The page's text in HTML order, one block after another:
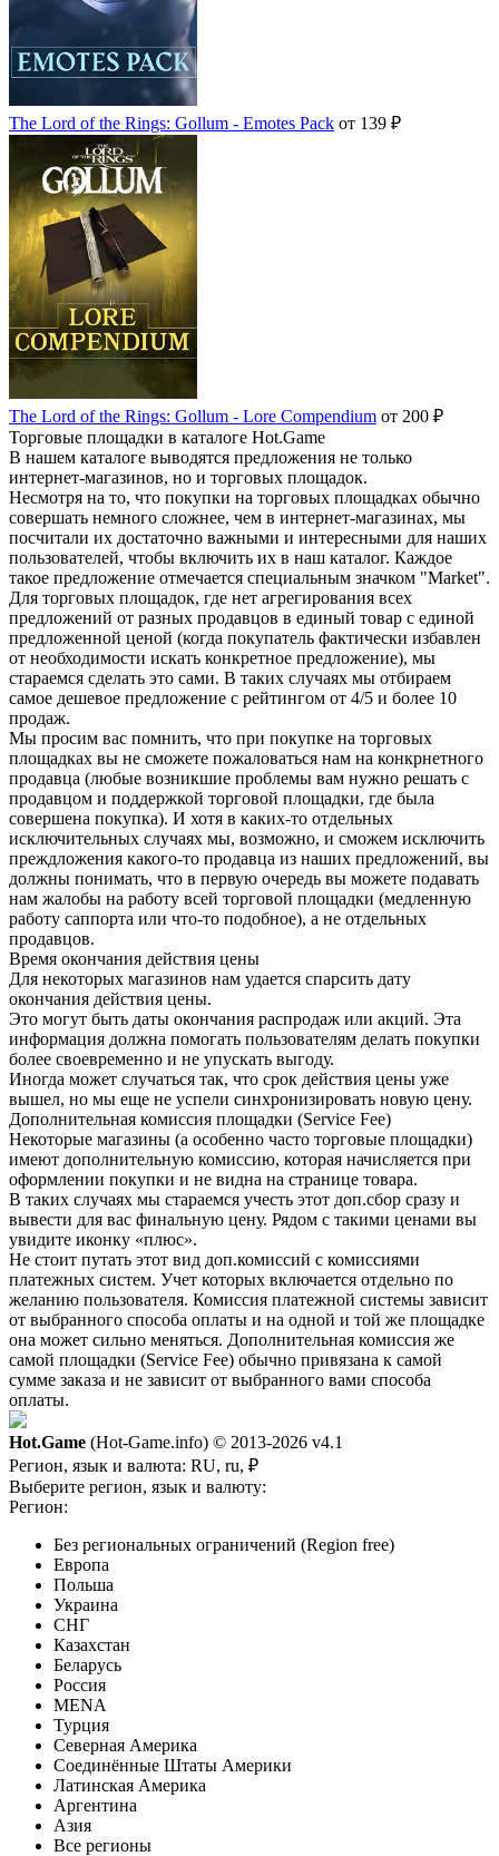
The Lord of the Rings: Gollum - Emotes Pack от 139 ₽
The Lord of the Rings: Gollum - Lore Compendium от 200 ₽
Торговые площадки в каталоге Hot.Game
В нашем каталоге выводятся предложения не только
интернет-магазинов, но и торговых площадок.
Несмотря на то, что покупки на торговых площадках обычно
совершать немного сложнее, чем в интернет-магазинах, мы
посчитали их достаточно важными и интересными для наших
пользователей, чтобы включить их в наш каталог. Каждое
такое предложение отмечается специальным значком "Market".
Для торговых площадок, где нет агрегирования всех
предложений от разных продавцов в единый товар с единой
предложенной ценой (когда покупатель фактически избавлен
от необходимости искать конкретное предложение), мы
стараемся сделать это сами. В таких случаях мы отбираем
самое дешевое предложение с рейтингом от 4/5 и более 10
продаж.
Мы просим вас помнить, что при покупке на торговых
площадках вы не сможете пожаловаться нам на конкрнетного
продавца (любые возникшие проблемы вам нужно решать с
продавцом и поддержкой торговой площадки, где была
совершена покупка). И хотя в каких-то отдельных
исключительных случаях мы, возможно, и сможем исключить
преждложения какого-то продавца из наших предложений, вы
должны понимать, что в первую очередь вы можете подавать
нам жалобы на работу всей торговой площадки (медленную
работу саппорта или что-то подобное), а не отдельных
продавцов.
Время окончания действия цены
Для некоторых магазинов нам удается спарсить дату
окончания действия цены.
Это могут быть даты окончания распродаж или акций. Эта
информация должна помогать пользователям делать покупки
более своевременно и не упускать выгоду.
Иногда может случаться так, что срок действия цены уже
вышел, но мы еще не успели синхронизировать новую цену.
Дополнительная комиссия площадки (Service Fee)
Некоторые магазины (а особенно часто торговые площадки)
имеют дополнительную комиссию, которая начисляется при
оформлении покупки и не видна на странице товара.
В таких случаях мы стараемся учесть этот доп.сбор сразу и
вывести для вас финальную цену. Рядом с такими ценами вы
увидите иконку «плюс».
Не стоит путать этот вид доп.комиссий с комиссиями
платежных систем. Учет которых включается отдельно по
желанию пользователя. Комиссия платежной системы зависит
от выбранного способа оплаты и на одной и той же площадке
она может сильно меняться. Дополнительная комиссия же
самой площадки (Service Fee) обычно привязана к самой
сумме заказа и не зависит от выбранного вами способа
оплаты.
Hot.Game (Hot-Game.info) © 2013-2026 v4.1
Регион, язык и валюта: RU, ru, ₽
Выберите регион, язык и валюту:
Регион:
Без региональных ограничений (Region free)
Европа
Польша
Украина
СНГ
Казахстан
Беларусь
Россия
MENA
Турция
Северная Америка
Соединённые Штаты Америки
Латинская Америка
Аргентина
Азия
Все регионы